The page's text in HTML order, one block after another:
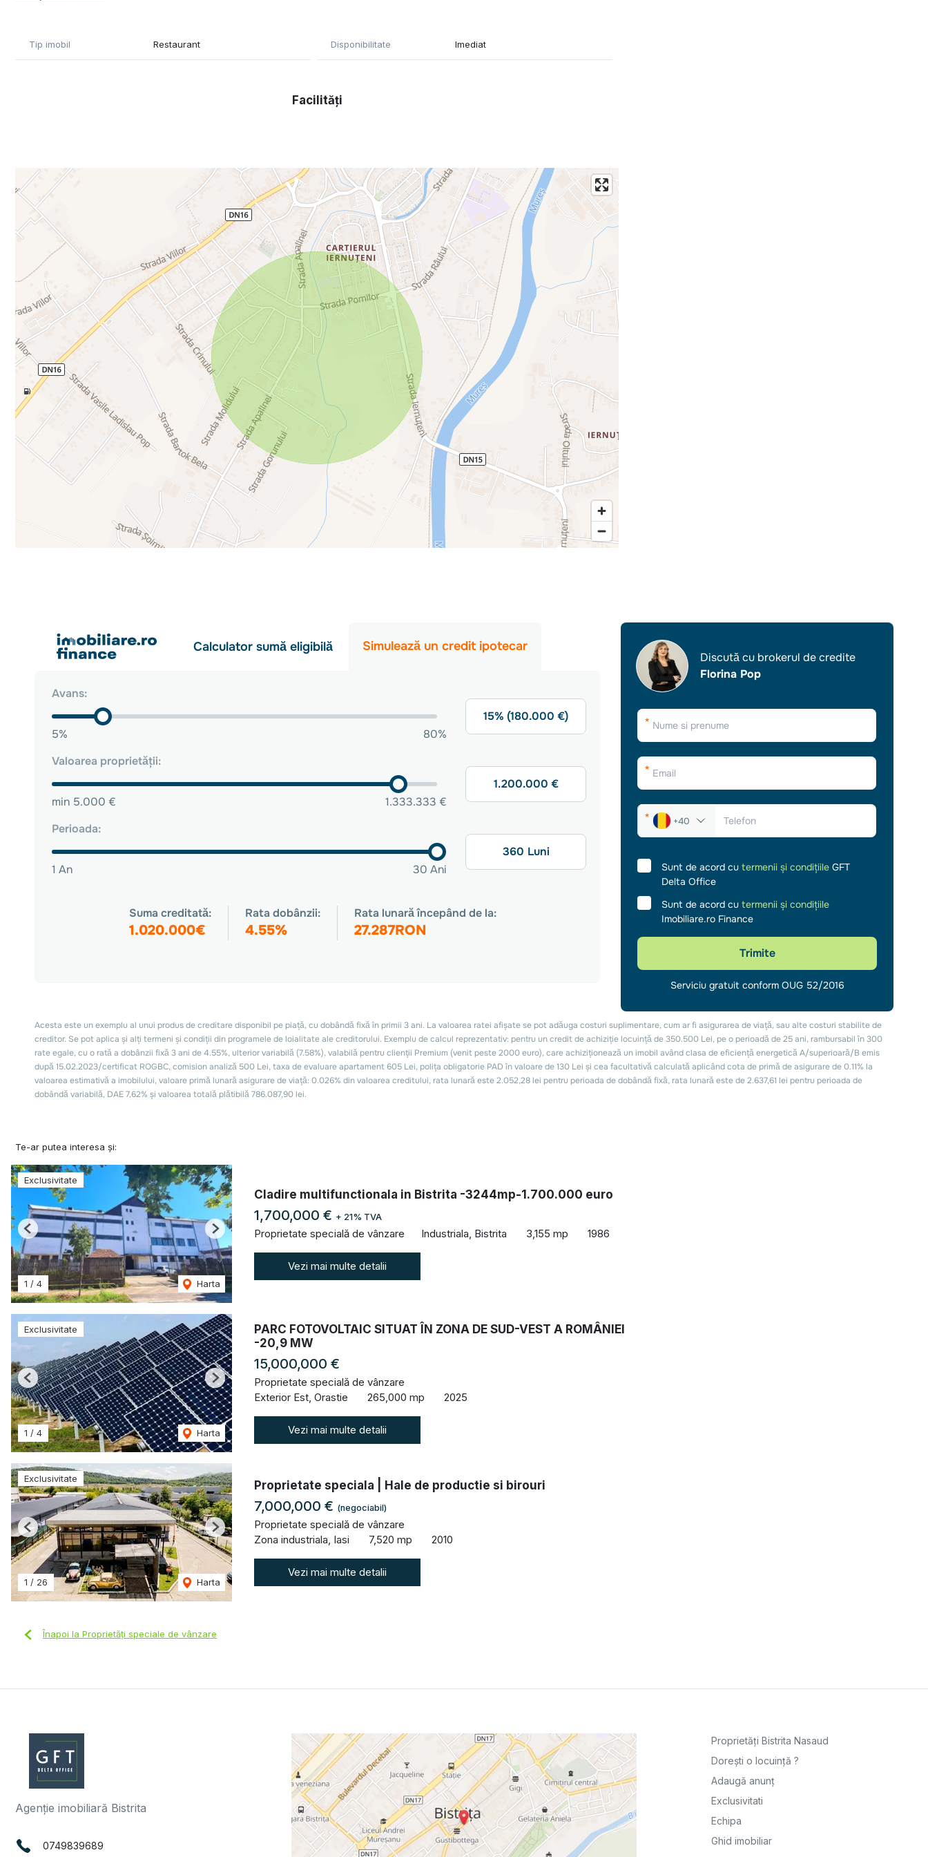
• Tip afacere: Restaurant + Magazin
• Stare: Afacere la cheie – complet funcțională
• Echipă: Posibilitatea de a prelua echipa actuală, asigurând tranziția lină și continuitatea activității
• Costuri reduse de promovare: Datorită locației centrale și notorietății locale
• Preluare imediată: Afacerea poate continua fără nicio întrerupere
Este momentul să investești într-un business stabil și profitabil, cu toate condițiile create pentru succes!
Pentru mai multe informații sau programarea unei vizionări, nu ezita să ne contactezi.
0749839689
Tip imobil Restaurant Disponibilitate Imediat
Facilități
Te-ar putea interesa și:
Exclusivitate
1 / 4 Harta
Previous Next
Cladire multifunctionala in Bistrita -3244mp-1.700.000 euro
1,700,000 € + 21% TVA
Proprietate specială de vânzare Industriala, Bistrita 3,155 mp 1986
Vezi mai multe detalii
Exclusivitate
1 / 4 Harta
Previous Next
PARC FOTOVOLTAIC SITUAT ÎN ZONA DE SUD-VEST A ROMÂNIEI
-20,9 MW
15,000,000 €
Proprietate specială de vânzare
Exterior Est, Orastie
265,000 mp 2025
Vezi mai multe detalii
Exclusivitate
1 / 26 Harta
Previous Next
Proprietate speciala | Hale de productie si birouri
7,000,000 € (negociabil)
Proprietate specială de vânzare
Zona industriala, Iasi
7,520 mp 2010
Vezi mai multe detalii
Înapoi la Proprietăți speciale de vânzare
Agenție imobiliară Bistrita
0749839689
Proprietăți Bistrita Nasaud
Dorești o locuință ?
Adaugă anunț
Exclusivitati
Echipa
Ghid imobiliar